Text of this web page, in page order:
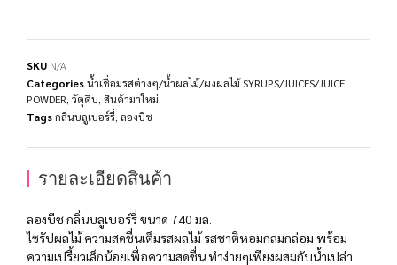
SKU N/A
Categoriesน้ำเชื่อมรสต่างๆ/น้ำผลไม้/ผงผลไม้ SYRUPS/JUICES/JUICE
POWDER วัตุดิบ สินค้ามาใหม่
Tagsกลิ่นบลูเบอร์รี่ ลองบีช
รายละเอียดสินค้า
ลองบีช กลิ่นบลูเบอร์รี่ ขนาด 740 มล.
ไซรัปผลไม้ ความสดชื่นเต็มรสผลไม้ รสชาติหอมกลมกล่อม พร้อม
ความเปรี้ยวเล็กน้อยเพื่อความสดชื่น ทำง่ายๆเพียงผสมกับน้ำเปล่า